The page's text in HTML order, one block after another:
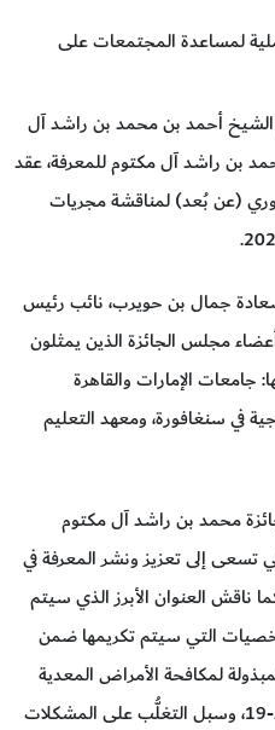
لمساعدة المجتمعات على
سمو الشيخ أحمد بن محمد بن راشد آل
بن راشد آل مكتوم للمعرفة، عقد
(عن بُعد) لمناقشة مجريات
جمال بن حويرب، نائب رئيس
أعضاء مجلس الجائزة الذين يمثلون
جامعات الإمارات والقاهرة
في سنغافورة، ومعهد التعليم
محمد بن راشد آل مكتوم
التي تسعى إلى تعزيز ونشر المعرفة في
ناقش العنوان الأبرز الذي سيتم
التي سيتم تكريمها ضمن
لمكافحة الأمراض المعدية
والأوبئة مثل سارس CoV-2 وكوفيد-19، وسبل التغلُّب على المشكلات